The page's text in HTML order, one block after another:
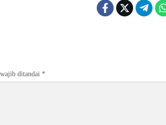
ditandai *